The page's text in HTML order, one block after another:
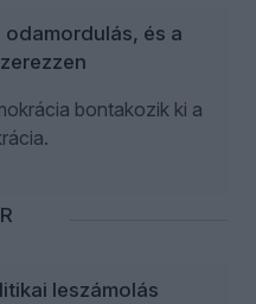
és a
bontakozik ki a
leszámolás